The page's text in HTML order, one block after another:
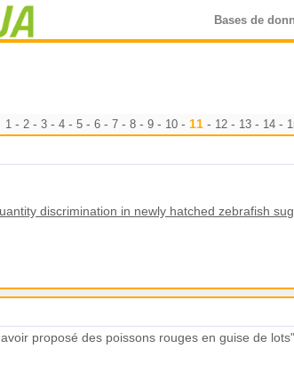
Bases de
1 - 2 -3 -4 -5 -6 -7 -8 -9 - 10 - 11 - 12 - 13 - 14 -
discrimination in newly hatched zebrafish
proposé des poissons rouges en guise de lots"